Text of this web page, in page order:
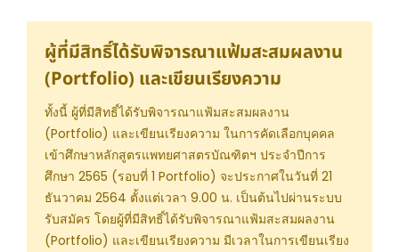
ผู้ที่มีสิทธิ์ได้รับพิจารณาแฟ้มสะสมผลงาน
(Portfolio) และเขียนเรียงความ
ทั้งนี้ ผู้ที่มีสิทธิ์ได้รับพิจารณาแฟ้มสะสมผลงาน
(Portfolio) และเขียนเรียงความ ในการคัดเลือกบุคคล
เข้าศึกษาหลักสูตรแพทยศาสตรบัณฑิตฯ ประจำปีการ
ศึกษา 2565 (รอบที่ 1 Portfolio) จะประกาศในวันที่ 21
ธันวาคม 2564 ตั้งแต่เวลา 9.00 น. เป็นต้นไปผ่านระบบ
รับสมัคร โดยผู้ที่มีสิทธิ์ได้รับพิจารณาแฟ้มสะสมผลงาน
(Portfolio) และเขียนเรียงความ มีเวลาในการเขียนเรียง